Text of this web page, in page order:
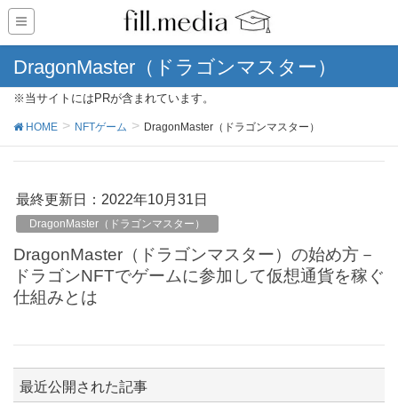
DragonMaster（ドラゴンマスター）
※当サイトにはPRが含まれています。
HOME NFTゲーム DragonMaster（ドラゴンマスター）
最終更新日：2022年10月31日
DragonMaster（ドラゴンマスター）
DragonMaster（ドラゴンマスター）の始め方－
ドラゴンNFTでゲームに参加して仮想通貨を稼ぐ
仕組みとは
最近公開された記事